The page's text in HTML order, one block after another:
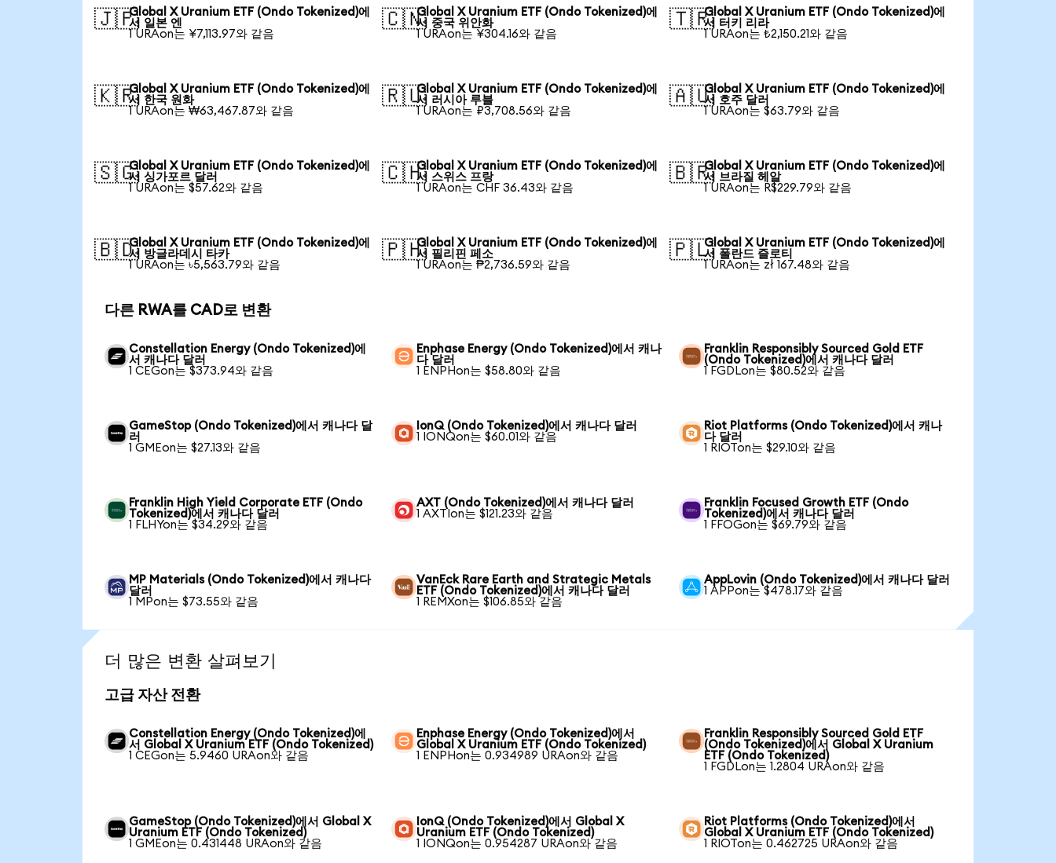
🇯🇵Global X Uranium ETF (Ondo Tokenized)에
서 일본 엔
1 URAon는 ¥7,113.97와 같음
🇨🇳Global X Uranium ETF (Ondo Tokenized)에
서 중국 위안화
1 URAon는 ¥304.16와 같음
🇹🇷Global X Uranium ETF (Ondo Tokenized)에
서 터키 리라
1 URAon는 ₺2,150.21와 같음
🇰🇷Global X Uranium ETF (Ondo Tokenized)에
서 한국 원화
1 URAon는 ₩63,467.87와 같음
🇷🇺Global X Uranium ETF (Ondo Tokenized)에
서 러시아 루블
1 URAon는 ₽3,708.56와 같음
🇦🇺Global X Uranium ETF (Ondo Tokenized)에
서 호주 달러
1 URAon는 $63.79와 같음
🇸🇬Global X Uranium ETF (Ondo Tokenized)에
서 싱가포르 달러
1 URAon는 $57.62와 같음
🇨🇭Global X Uranium ETF (Ondo Tokenized)에
서 스위스 프랑
1 URAon는 CHF 36.43와 같음
🇧🇷Global X Uranium ETF (Ondo Tokenized)에
서 브라질 헤알
1 URAon는 R$229.79와 같음
🇧🇩Global X Uranium ETF (Ondo Tokenized)에
서 방글라데시 타카
1 URAon는 ৳5,563.79와 같음
🇵🇭Global X Uranium ETF (Ondo Tokenized)에
서 필리핀 페소
1 URAon는 ₱2,736.59와 같음
🇵🇱Global X Uranium ETF (Ondo Tokenized)에
서 폴란드 즐로티
1 URAon는 zł 167.48와 같음
다른 RWA를 CAD로 변환
Constellation Energy (Ondo Tokenized)에
서 캐나다 달러
1 CEGon는 $373.94와 같음
Enphase Energy (Ondo Tokenized)에서 캐나
다 달러
1 ENPHon는 $58.80와 같음
Franklin Responsibly Sourced Gold ETF
(Ondo Tokenized)에서 캐나다 달러
1 FGDLon는 $80.52와 같음
GameStop (Ondo Tokenized)에서 캐나다 달
러
1 GMEon는 $27.13와 같음
IonQ (Ondo Tokenized)에서 캐나다 달러
1 IONQon는 $60.01와 같음
Riot Platforms (Ondo Tokenized)에서 캐나
다 달러
1 RIOTon는 $29.10와 같음
Franklin High Yield Corporate ETF (Ondo
Tokenized)에서 캐나다 달러
1 FLHYon는 $34.29와 같음
AXT (Ondo Tokenized)에서 캐나다 달러
1 AXTIon는 $121.23와 같음
Franklin Focused Growth ETF (Ondo
Tokenized)에서 캐나다 달러
1 FFOGon는 $69.79와 같음
MP Materials (Ondo Tokenized)에서 캐나다
달러
1 MPon는 $73.55와 같음
VanEck Rare Earth and Strategic Metals
ETF (Ondo Tokenized)에서 캐나다 달러
1 REMXon는 $106.85와 같음
AppLovin (Ondo Tokenized)에서 캐나다 달러
1 APPon는 $478.17와 같음
더 많은 변환 살펴보기
고급 자산 전환
Constellation Energy (Ondo Tokenized)에
서 Global X Uranium ETF (Ondo Tokenized)
1 CEGon는 5.9460 URAon와 같음
Enphase Energy (Ondo Tokenized)에서
Global X Uranium ETF (Ondo Tokenized)
1 ENPHon는 0.934989 URAon와 같음
Franklin Responsibly Sourced Gold ETF
(Ondo Tokenized)에서 Global X Uranium
ETF (Ondo Tokenized)
1 FGDLon는 1.2804 URAon와 같음
GameStop (Ondo Tokenized)에서 Global X
Uranium ETF (Ondo Tokenized)
1 GMEon는 0.431448 URAon와 같음
IonQ (Ondo Tokenized)에서 Global X
Uranium ETF (Ondo Tokenized)
1 IONQon는 0.954287 URAon와 같음
Riot Platforms (Ondo Tokenized)에서
Global X Uranium ETF (Ondo Tokenized)
1 RIOTon는 0.462725 URAon와 같음